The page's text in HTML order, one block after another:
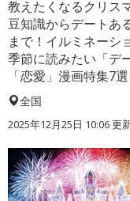
教えたくなるクリス
豆知識からデートあ
まで！イルミネーシ
季節に読みたい「デ
「恋愛」漫画特集7選
全国
2025年12月25日 10:06 更